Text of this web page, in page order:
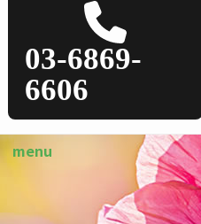
03-6869-
6606